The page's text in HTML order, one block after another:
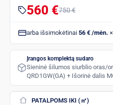
560 €750 €
arba išsimokėtinai 56 € /mėn.
Įrangos komplektą sudaro
Sieninė šilumos siurblio oras/
QRD1GW(GA) + Išorinė dalis
PATALPOMS IKI (㎡)